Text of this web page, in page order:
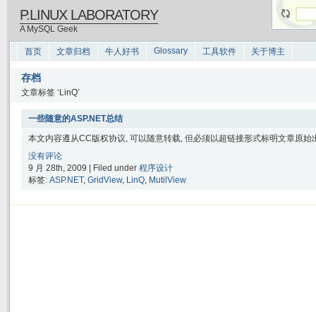
P.LINUX LABORATORY
A MySQL Geek
首页 文章归档 牛人好书 Glossary 工具软件 关于博主
存档
文章标签 ‘LinQ’
一些随意的ASP.NET总结
本文内容遵从CC版权协议, 可以随意转载, 但必须以超链接形式标明文章原
没有评论
9 月 28th, 2009 | Filed under 程序设计
标签: ASP.NET, GridView, LinQ, MutilView